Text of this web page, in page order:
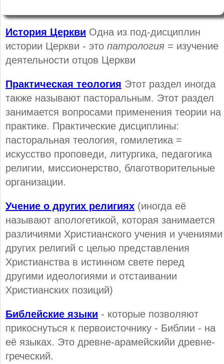
История Церкви Одна из под-дисциплин
истории Церкви - это патрология = изучение
деятельности отцов Церкви
Практическая теология Этот раздел иногда
также называют пасторальным. Этот раздел
занимается вопросами применения теории на
практике. Практические дисциплины:
пасторальная теология, гомилетика =
искусство проповеди, литургика, педагогика
религии, миссионерство, благотворительные
организации.
Учение о других религиях (иногда её
называют апологетикой, которая занимается
различиями Христианского учения и учениями
других религий с целью представления
Христианства в истинном свете перед
другими идеологиями и отстаивании
Христианских позиций)
Библейские языки - которые позволяют
прикоснуться к первоисточнику - Библии - на
её языках. Это древне-арамейскийи древне-
греческий.